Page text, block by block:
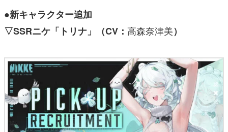
●新キャラクター追加
▽SSRニケ「トリナ」（CV： 高森奈津美）